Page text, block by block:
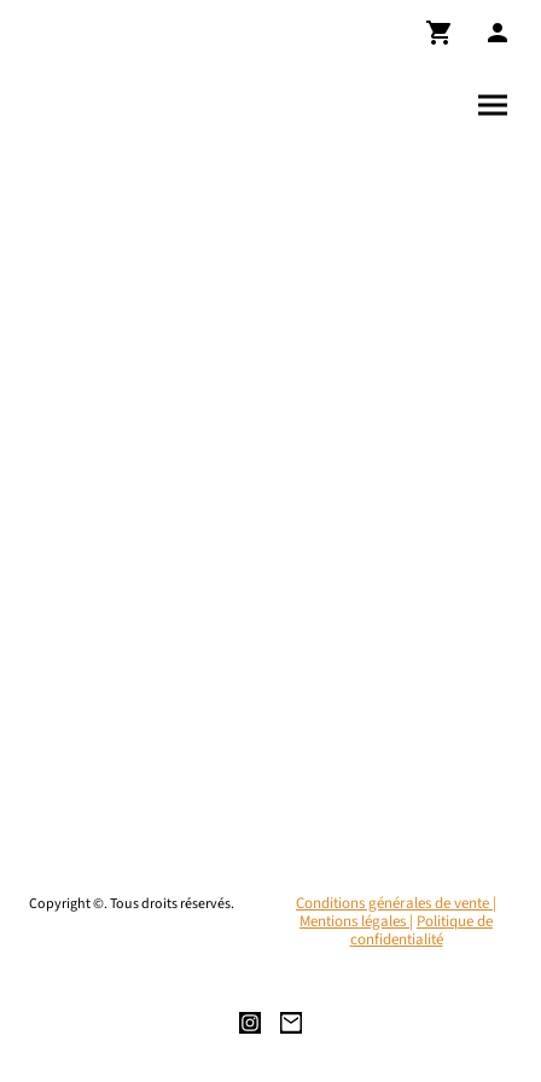
Copyright ©. Tous droits réservés.
Conditions générales de vente |
Mentions légales | Politique de
confidentialité